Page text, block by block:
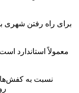
برای راه رفتن شهری
معمولاً استاندارد
نسبت به